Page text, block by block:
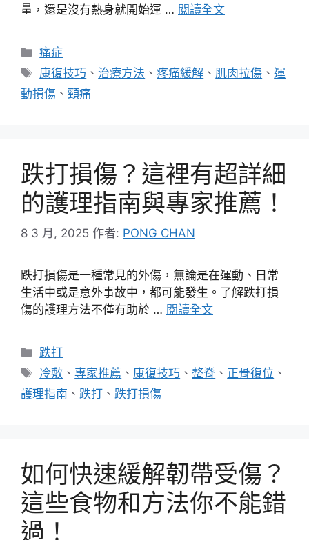
量，還是沒有熱身就開始運 … 閱讀全文
分
類
痛症
標
籤
康復技巧 、 治療方法 、疼痛緩解 、 肌肉拉傷 、運
動損傷 、 頸痛
跌打損傷？這裡有超詳細
的護理指南與專家推薦！
8 3 月, 2025 作者: PONG CHAN
跌打損傷是一種常見的外傷，無論是在運動、日常
生活中或是意外事故中，都可能發生。了解跌打損
傷的護理方法不僅有助於 … 閱讀全文
分
類
跌打
標
籤
冷敷 、專家推薦 、 康復技巧 、整脊 、 正骨復位 、
護理指南 、 跌打 、 跌打損傷
如何快速緩解韌帶受傷？
這些食物和方法你不能錯
過！